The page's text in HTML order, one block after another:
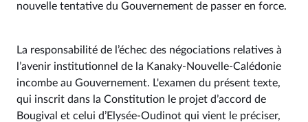
nouvelle tentative du Gouvernement de passer en force.
La responsabilité de l’échec des négociations relatives à
l’avenir institutionnel de la Kanaky-Nouvelle-Calédonie
incombe au Gouvernement. L'examen du présent texte,
qui inscrit dans la Constitution le projet d’accord de
Bougival et celui d’Elysée-Oudinot qui vient le préciser,